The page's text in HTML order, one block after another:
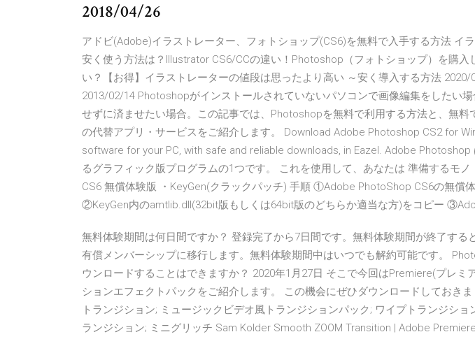
2018/04/26
アドビ(Adobe)イラストレーター、フォトショップ(CS6)を無料で入手する方法 イ
安く使う方法は？Illustrator CS6/CCの違い！Photoshop（フォトショップ）を購入
い？【お得】イラストレーターの値段は思ったより高い ～安く導入する方法
2013/02/14 Photoshopがインストールされていないパソコンで画像編集をしたい
せずに済ませたい場合。この記事では、Photoshopを無料で利用する方法と、無料
の代替アプリ・サービスをご紹介します。 Download Adobe Photoshop CS2 for
software for your PC, with safe and reliable downloads, in Eazel. Adobe Photoshop
るグラフィック版プログラムの1つです。 これを使用して、あなたは 準備するモ
CS6 無償体験版 ・KeyGen(クラックパッチ) 手順 ①Adobe PhotoShop CS6の無償
②KeyGen内のamtlib.dll(32bit版もしくは64bit版のどちらか適当な方)をコピー
無料体験期間は何日間ですか？ 登録完了から7日間です。無料体験期間が終了する
有償メンバーシップに移行します。無料体験期間中はいつでも解約可能です。
ウンロードすることはできますか？ 2020年1月27日 そこで今回はPremiere(プレミ
ションエフェクトパックをご紹介します。 この機会にぜひダウンロードしておき
トランジション; ミュージックビデオ風トランジションパック; ワイプトランジショ
ランジション; ミニグリッチ Sam Kolder Smooth ZOOM Transition | Adobe